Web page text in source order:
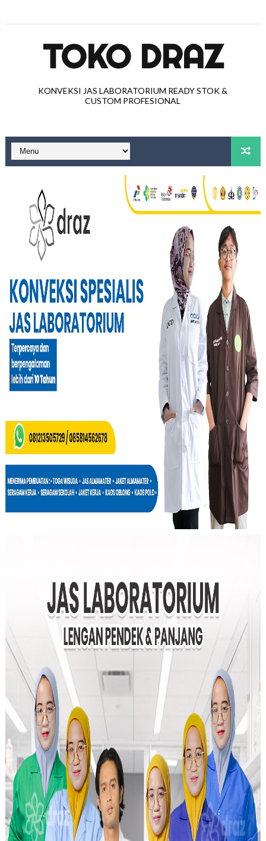
TOKO DRAZ
KONVEKSI JAS LABORATORIUM READY STOK &
CUSTOM PROFESIONAL